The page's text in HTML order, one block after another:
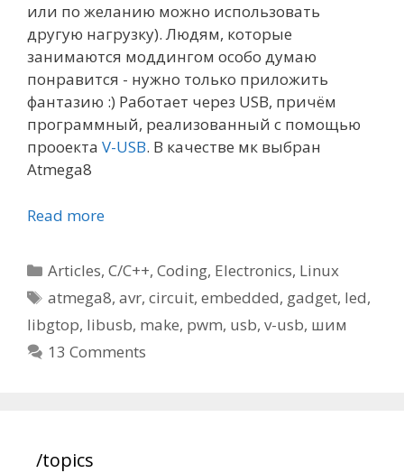
или по желанию можно использовать
другую нагрузку). Людям, которые
занимаются моддингом особо думаю
понравится - нужно только приложить
фантазию :) Работает через USB, причём
программный, реализованный с помощью
прооекта V-USB. В качестве мк выбран
Atmega8
Read more
Categories
Articles,C/C++,Coding, Electronics, Linux
Tags
atmega8,avr,circuit,embedded, gadget, led,
libgtop, libusb, make, pwm, usb, v-usb, шим
13 Comments
/topics